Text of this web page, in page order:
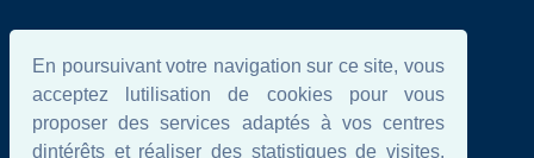
En poursuivant votre navigation sur ce site, vous
acceptez lutilisation de cookies pour vous
proposer des services adaptés à vos centres
dintérêts et réaliser des statistiques de visites.